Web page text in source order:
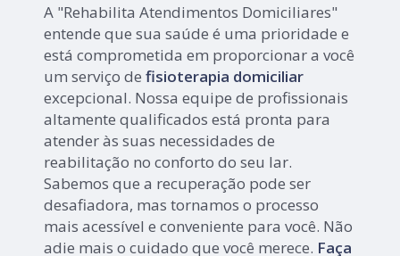
A "Rehabilita Atendimentos Domiciliares"
entende que sua saúde é uma prioridade e
está comprometida em proporcionar a você
um serviço defisioterapia domiciliar
excepcional. Nossa equipe de profissionais
altamente qualificados está pronta para
atender às suas necessidades de
reabilitação no conforto do seu lar.
Sabemos que a recuperação pode ser
desafiadora, mas tornamos o processo
mais acessível e conveniente para você. Não
adie mais o cuidado que você merece. Faça